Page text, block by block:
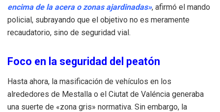
encima de la acera o zonas ajardinadas», afirmó el mando
policial, subrayando que el objetivo no es meramente
recaudatorio, sino de seguridad vial.
Foco en la seguridad del peatón
Hasta ahora, la masificación de vehículos en los
alrededores de Mestalla o el Ciutat de Valéncia generaba
una suerte de «zona gris» normativa. Sin embargo, la